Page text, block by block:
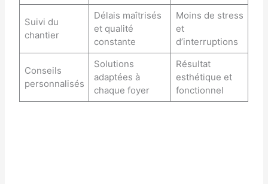
Suivi du
chantier
Délais maîtrisés
et qualité
constante
Moins de stress
et
d’interruptions
Conseils
personnalisés
Solutions
adaptées à
chaque foyer
Résultat
esthétique et
fonctionnel